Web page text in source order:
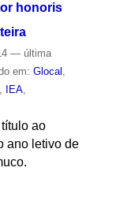
honoris
— última
em: Glocal ,
, IEA,
ao
ano letivo de